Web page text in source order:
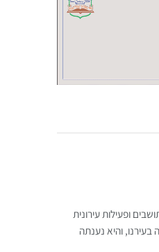
ופעילות עירונית
והיא נענתה